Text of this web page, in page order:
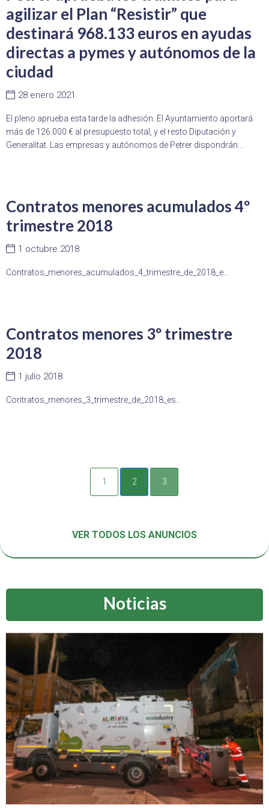
agilizar el Plan “Resistir” que
destinará 968.133 euros en ayudas
directas a pymes y autónomos de la
ciudad
28 enero 2021
El pleno aprueba esta tarde la adhesión. El Ayuntamiento aportará
más de 126.000 € al presupuesto total, y el resto Diputación y
Generalitat. Las empresas y autónomos de Petrer dispondrán...
Contratos menores acumulados 4º
trimestre 2018
1 octubre 2018
Contratos_menores_acumulados_4_trimestre_de_2018_e...
Contratos menores 3º trimestre
2018
1 julio 2018
Contratos_menores_3_trimestre_de_2018_es...
1 2 3
VER TODOS LOS ANUNCIOS
Noticias